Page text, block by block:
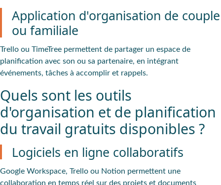
Application d'organisation de couple
ou familiale
Trello ou TimeTree permettent de partager un espace de
planification avec son ou sa partenaire, en intégrant
événements, tâches à accomplir et rappels.
Quels sont les outils
d'organisation et de planification
du travail gratuits disponibles ?
Logiciels en ligne collaboratifs
Google Workspace, Trello ou Notion permettent une
collaboration en temps réel sur des projets et documents